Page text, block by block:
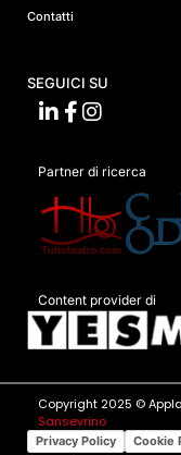
Contatti
SEGUICI SU
Partner di ricerca
Content provider di
Copyright 2025 ©
Sansevrino
Privacy Policy Cookie